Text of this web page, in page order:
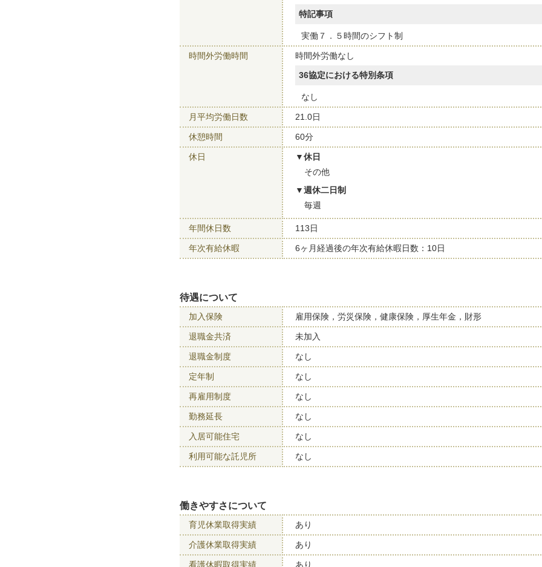
特記事項
実働７．５時間のシフト制
時間外労働時間
時間外労働なし
36協定における特別条項
なし
月平均労働日数 21.0日
休憩時間 60分
休日
休日
その他
週休二日制
毎週
年間休日数 113日
年次有給休暇 6ヶ月経過後の年次有給休暇日数：10日
待遇について
加入保険 雇用保険，労災保険，健康保険，厚生年金，財形
退職金共済 未加入
退職金制度 なし
定年制 なし
再雇用制度 なし
勤務延長 なし
入居可能住宅 なし
利用可能な託児所 なし
働きやすさについて
育児休業取得実績 あり
介護休業取得実績 あり
看護休暇取得実績 あり